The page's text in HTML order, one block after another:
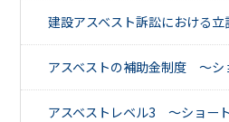
建設アスベスト訴訟における立
アスベストの補助金制度 ～
アスベストレベル3 ～ショー